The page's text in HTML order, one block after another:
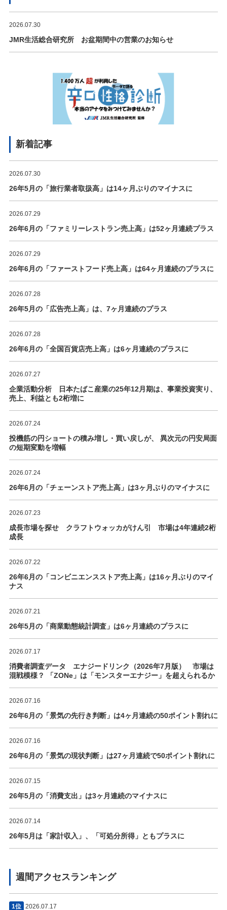
2026.07.30
JMR生活総合研究所 お盆期間中の営業のお知らせ
新着記事
2026.07.30
26年5月の「旅行業者取扱高」は14ヶ月ぶりのマイナスに
2026.07.29
26年6月の「ファミリーレストラン売上高」は52ヶ月連続プラス
2026.07.29
26年6月の「ファーストフード売上高」は64ヶ月連続のプラスに
2026.07.28
26年5月の「広告売上高」は、7ヶ月連続のプラス
2026.07.28
26年6月の「全国百貨店売上高」は6ヶ月連続のプラスに
2026.07.27
企業活動分析 日本たばこ産業の25年12月期は、事業投資実り、
売上、利益とも2桁増に
2026.07.24
投機筋の円ショートの積み増し・買い戻しが、 異次元の円安局面
の短期変動を増幅
2026.07.24
26年6月の「チェーンストア売上高」は3ヶ月ぶりのマイナスに
2026.07.23
成長市場を探せ クラフトウォッカがけん引 市場は4年連続2桁
成長
2026.07.22
26年6月の「コンビニエンスストア売上高」は16ヶ月ぶりのマイ
ナス
2026.07.21
26年5月の「商業動態統計調査」は6ヶ月連続のプラスに
2026.07.17
消費者調査データ エナジードリンク（2026年7月版） 市場は
混戦模様？ 「ZONe」は「モンスターエナジー」を超えられるか
2026.07.16
26年6月の「景気の先行き判断」は4ヶ月連続の50ポイント割れに
2026.07.16
26年6月の「景気の現状判断」は27ヶ月連続で50ポイント割れに
2026.07.15
26年5月の「消費支出」は3ヶ月連続のマイナスに
2026.07.14
26年5月は「家計収入」、「可処分所得」ともプラスに
週間アクセスランキング
1位 2026.07.17